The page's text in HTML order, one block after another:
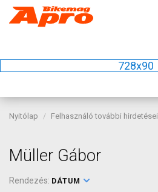
728x90
Nyitólap Felhasználó további hirdetései
Müller Gábor
Rendezés: DÁTUM